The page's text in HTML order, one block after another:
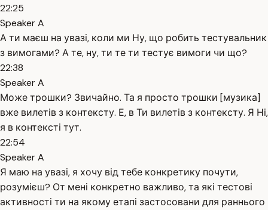
22:25
Speaker A
А ти маєш на увазі, коли ми Ну, що робить тестувальник
з вимогами? А те, ну, ти те ти тестує вимоги чи що?
22:38
Speaker A
Може трошки? Звичайно. Та я просто трошки [музика]
вже вилетів з контексту. Е, в Ти вилетів з контексту. Я Ні,
я в контексті тут.
22:54
Speaker A
Я маю на увазі, я хочу від тебе конкретику почути,
розумієш? От мені конкретно важливо, та які тестові
активності ти на якому етапі застосовани для раннього